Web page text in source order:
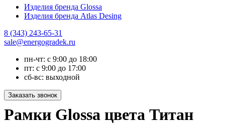
Изделия бренда Glossa
Изделия бренда Atlas Desing
8 (343) 243-65-31
sale@energogradek.ru
пн-чт: с 9:00 до 18:00
пт: с 9:00 до 17:00
сб-вс: выходной
Рамки Glossa цвета Титан